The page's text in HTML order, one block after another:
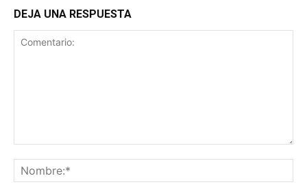
DEJA UNA RESPUESTA